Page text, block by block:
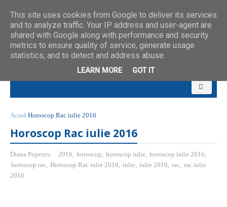
Acasă Horoscop Rac iulie 2016
Horoscop Rac iulie 2016
Diana Popescu 2016, horoscop, horoscop iulie, horoscop iulie 2016,
horoscop rac, Horoscop Rac iulie 2016, iulie, iulie 2016, rac, rac iulie
2016
This site uses cookies from Google to deliver its services
and to analyze traffic. Your IP address and user-agent are
shared with Google along with performance and security
metrics to ensure quality of service, generate usage
statistics, and to detect and address abuse.
LEARN MORE GOT IT